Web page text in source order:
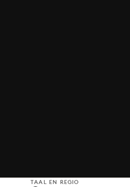
TAAL EN REGIO